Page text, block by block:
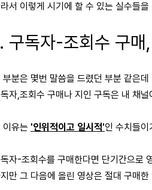
서 이렇게 시기에 할 수 있는 실수들
구독자-조회수 구매
부분은 몇번 말씀을 드렸던 부분 같은데
자,조회수 구매나 지인 구독은 내 채
이유는 '인위적이고 일시적'인 수치들이
자-조회수를 구매한다면 단기간으로
만 그 다음에 올린 영상은 절대 구매